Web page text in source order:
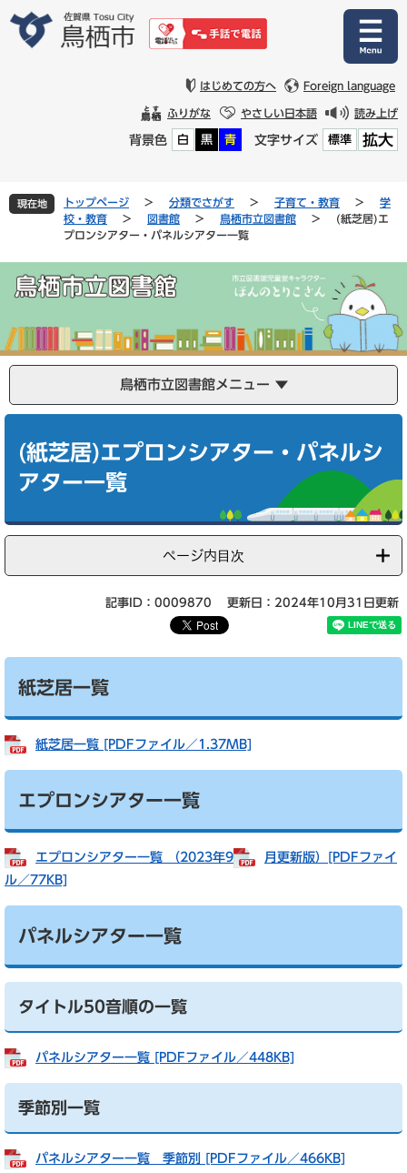
文
はじめての方へ Foreign language
ふりがな やさしい日本語 読み上げ
背景色 白 黒 青 文字サイズ 標準 拡大
現在地 トップページ > 分類でさがす > 子育て・教育 >
学
校・教育
> 図書館 > 鳥栖市立図書館 >
(紙芝居)エ
プロンシアター・パネルシアター一覧
鳥栖市立図書館メニュー
(紙芝居)エプロンシアター・パネルシ
アター一覧
ページ内目次
記事ID：0009870 更新日：2024年10月31日更新
紙芝居一覧
紙芝居一覧 [PDFファイル／1.37MB]
エプロンシアター一覧
エプロンシアター一覧 （2023年9
月更新版）[PDFファイ
ル／77KB]
パネルシアター一覧
タイトル50音順の一覧
パネルシアター一覧 [PDFファイル／448KB]
季節別一覧
パネルシアター一覧 季節別 [PDFファイル／466KB]